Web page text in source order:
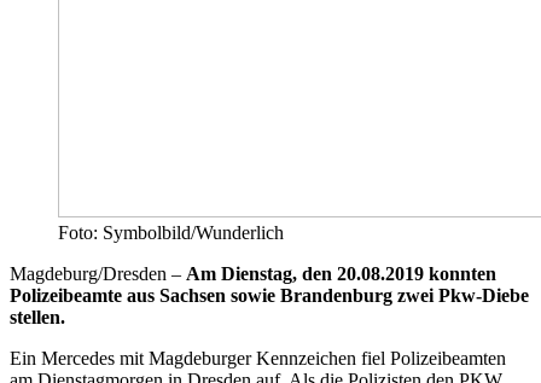
Foto: Symbolbild/Wunderlich
Magdeburg/Dresden – Am Dienstag, den 20.08.2019 konnten
Polizeibeamte aus Sachsen sowie Brandenburg zwei Pkw-Diebe
stellen.
Ein Mercedes mit Magdeburger Kennzeichen fiel Polizeibeamten